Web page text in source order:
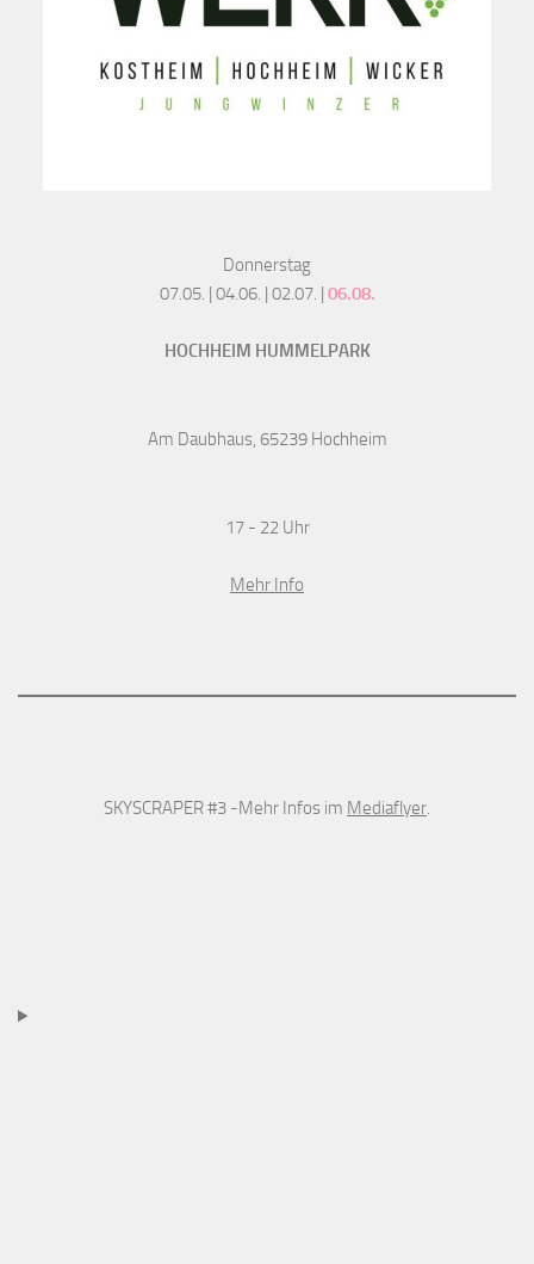
Donnerstag
07.05. | 04.06. | 02.07. | 06.08.
HOCHHEIM HUMMELPARK
Am Daubhaus, 65239 Hochheim
17 - 22 Uhr
Mehr Info
SKYSCRAPER #3 -Mehr Infos im Mediaflyer.